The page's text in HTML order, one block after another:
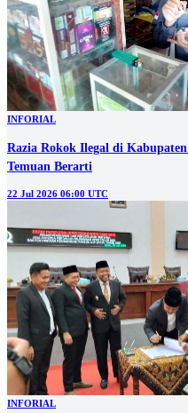
INFORIAL
Razia Rokok Ilegal di
Temuan Berarti
22 Jul 2026 06:00 UTC
INFORIAL